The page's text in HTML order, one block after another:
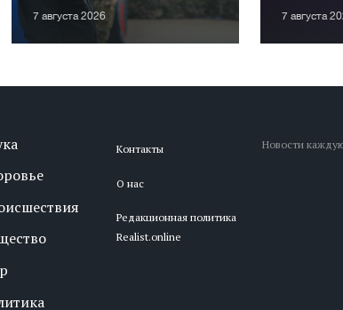
7 августа 2026 7 августа
Контакты
О нас
Редакционная политика
Realist.online
Новости